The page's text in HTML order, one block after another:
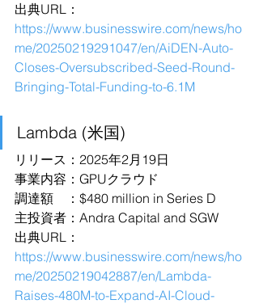
出典URL：
https://www.businesswire.com/news/ho
me/20250219291047/en/AiDEN-Auto-
Closes-Oversubscribed-Seed-Round-
Bringing-Total-Funding-to-6.1M
Lambda (米国)
リリース：2025年2月19日
事業内容：GPUクラウド
調達額　：$480 million in Series D
主投資者：Andra Capital and SGW
出典URL：
https://www.businesswire.com/news/ho
me/20250219042887/en/Lambda-
Raises-480M-to-Expand-AI-Cloud-